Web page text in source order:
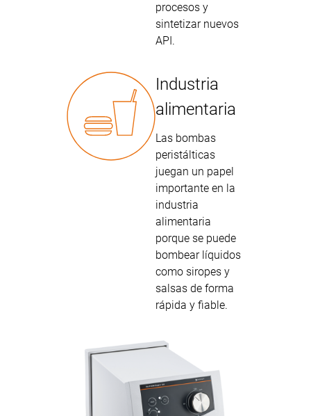
procesos y
sintetizar nuevos
API.
Industria
alimentaria
Las bombas
peristálticas
juegan un papel
importante en la
industria
alimentaria
porque se puede
bombear líquidos
como siropes y
salsas de forma
rápida y fiable.